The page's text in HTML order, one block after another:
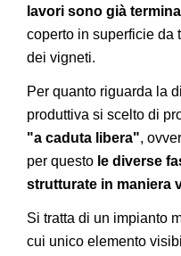
lavori sono già
coperto in superficie da
dei vigneti.
Per quanto riguarda la
produttiva si scelto di
"a caduta libera",
per questo le diverse
strutturate in maniera
Si tratta di un impianto
cui unico elemento